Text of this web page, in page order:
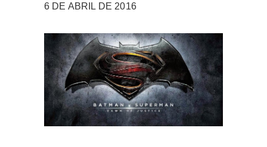
6 DE ABRIL DE 2016